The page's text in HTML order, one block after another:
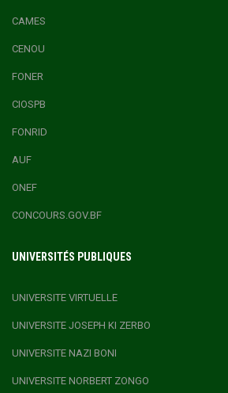
CAMES
CENOU
FONER
CIOSPB
FONRID
AUF
ONEF
CONCOURS.GOV.BF
UNIVERSITÉS PUBLIQUES
UNIVERSITE VIRTUELLE
UNIVERSITE JOSEPH KI ZERBO
UNIVERSITE NAZI BONI
UNIVERSITE NORBERT ZONGO